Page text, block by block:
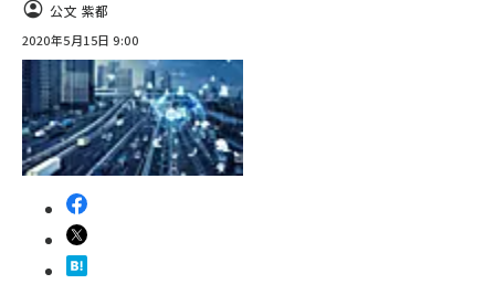
公文 紫都
2020年5月15日 9:00